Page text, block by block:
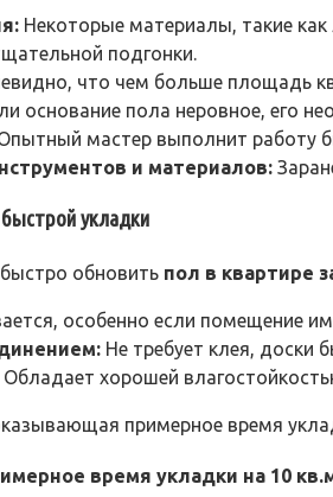
Некоторые материалы, такие
подгонки.
что чем больше площадь
основание пола неровное, его
мастер выполнит работу
и материалов:
укладки
обновить пол в квартире
особенно если помещение
Не требует клея, доски
Обладает хорошей
примерное время
время укладки на 10